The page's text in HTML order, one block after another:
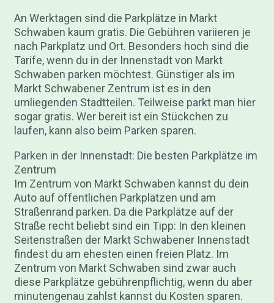
An Werktagen sind die Parkplätze in Markt
Schwaben kaum gratis. Die Gebühren variieren je
nach Parkplatz und Ort. Besonders hoch sind die
Tarife, wenn du in der Innenstadt von Markt
Schwaben parken möchtest. Günstiger als im
Markt Schwabener Zentrum ist es in den
umliegenden Stadtteilen. Teilweise parkt man hier
sogar gratis. Wer bereit ist ein Stückchen zu
laufen, kann also beim Parken sparen.
Parken in der Innenstadt: Die besten Parkplätze im
Zentrum
Im Zentrum von Markt Schwaben kannst du dein
Auto auf öffentlichen Parkplätzen und am
Straßenrand parken. Da die Parkplätze auf der
Straße recht beliebt sind ein Tipp: In den kleinen
Seitenstraßen der Markt Schwabener Innenstadt
findest du am ehesten einen freien Platz. Im
Zentrum von Markt Schwaben sind zwar auch
diese Parkplätze gebührenpflichtig, wenn du aber
minutengenau zahlst kannst du Kosten sparen.